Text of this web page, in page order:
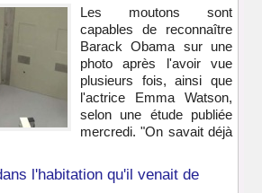
Les moutons sont
capables de reconnaître
Barack Obama sur une
photo après l'avoir vue
plusieurs fois, ainsi que
l'actrice Emma Watson,
selon une étude publiée
mercredi. "On savait déjà
l'habitation qu'il venait de